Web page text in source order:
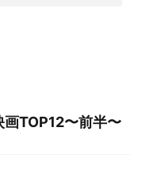
TOP12〜前半〜